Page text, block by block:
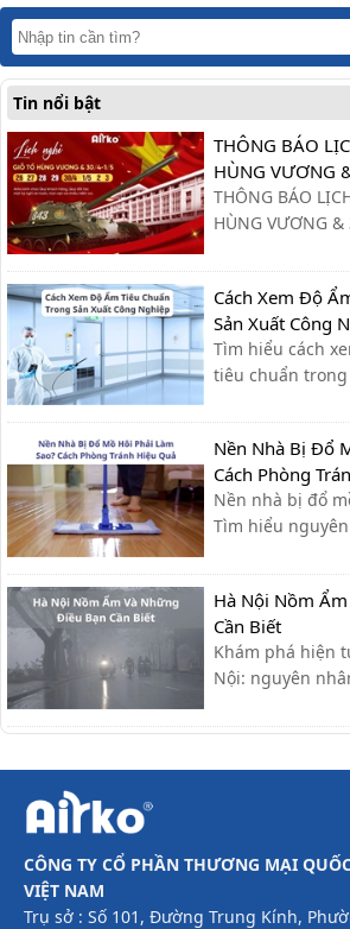
Tin nổi bật
THÔNG BÁO
HÙNG VƯƠNG
THÔNG BÁO
HÙNG VƯƠNG
ty xin trân trọng
như sau:- Giỗ
ngày 26/04 – 27/
Nam & Quốc tế
Cách Xem Độ
Sản Xuất Công
Tìm hiểu cách
tiêu chuẩn
và nâng cao
Nền Nhà Bị Đổ
Cách Phòng
Nền nhà bị đổ
Tìm hiểu
hiệu quả giúp
Hà Nội Nồm
Cần Biết
Khám phá hiện
Nội: nguyên
cửa khô ráo,
CÔNG TY CỔ PHẦN THƯƠNG MẠI
VIỆT NAM
Trụ sở : Số 101, Đường Trung Kính,